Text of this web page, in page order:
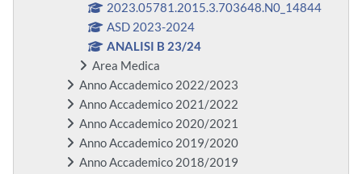
2023.05781.2015.3.703648.N0_14844
ASD 2023-2024
ANALISI B 23/24
Area Medica
Anno Accademico 2022/2023
Anno Accademico 2021/2022
Anno Accademico 2020/2021
Anno Accademico 2019/2020
Anno Accademico 2018/2019